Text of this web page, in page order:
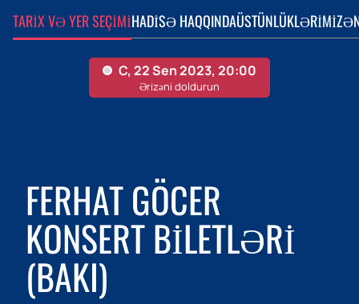
TARIX VƏ YER SEÇIMIHADISƏ HAQQINDAÜSTÜNLÜKLƏRIMIZ
FERHAT GÖCER
KONSERT BILETLƏRI
(BAKI)